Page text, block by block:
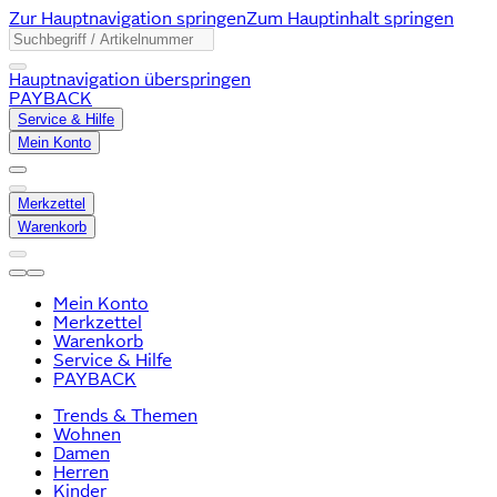
Zur Hauptnavigation springenZum Hauptinhalt springen
Hauptnavigation überspringen
PAYBACK
Service & Hilfe
Mein Konto
Merkzettel
Warenkorb
Mein Konto
Merkzettel
Warenkorb
Service & Hilfe
PAYBACK
Trends & Themen
Wohnen
Damen
Herren
Kinder